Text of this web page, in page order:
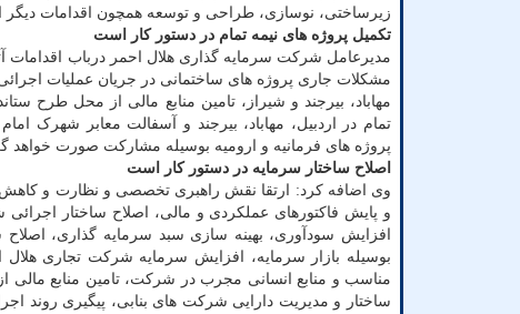
زیرساختی، نوسازی، طراحی و توسعه همچون اقدامات
تکمیل پروژه های نیمه تمام در دستور کار است
مدیرعامل شرکت سرمایه گذاری هلال احمر درباب اقدامات
مشکلات جاری پروژه های ساختمانی در جریان عملیات
مهاباد، بیرجند و شیراز، تامین منابع مالی از محل طرح
تمام در اردبیل، مهاباد، بیرجند و آسفالت معابر شهرک
پروژه های فرمانیه و ارومیه بوسیله مشارکت صورت خواهد
اصلاح ساختار سرمایه در دستور کار است
وی اضافه کرد: ارتقا نقش راهبری تخصصی و نظارت و کاهش
و پایش فاکتورهای عملکردی و مالی، اصلاح ساختار
افزایش سودآوری، بهینه سازی سبد سرمایه گذاری،
بوسیله بازار سرمایه، افزایش سرمایه شرکت تجاری هلال
مناسب و منابع انسانی مجرب در شرکت، تامین منابع
ساختار و مدیریت دارایی شرکت های بنابی، پیگیری روند